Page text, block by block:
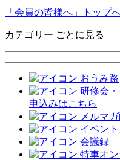
「会員の皆様へ」トップ
カテゴリー ごとに見る
おうみ路
研修会
申込みはこちら
メルマ
イベン
会議録
特車オ